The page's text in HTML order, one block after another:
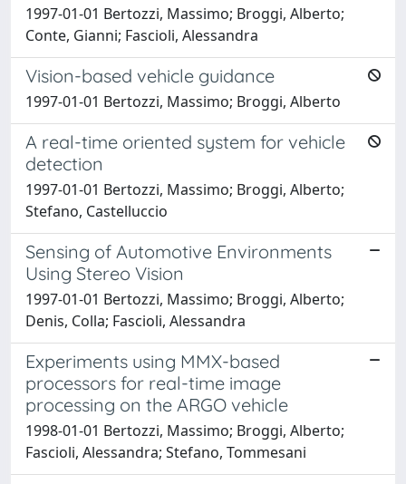
1997-01-01 Bertozzi, Massimo; Broggi, Alberto;
Conte, Gianni; Fascioli, Alessandra
Vision-based vehicle guidance
1997-01-01 Bertozzi, Massimo; Broggi, Alberto
A real-time oriented system for vehicle
detection
1997-01-01 Bertozzi, Massimo; Broggi, Alberto;
Stefano, Castelluccio
Sensing of Automotive Environments
Using Stereo Vision
1997-01-01 Bertozzi, Massimo; Broggi, Alberto;
Denis, Colla; Fascioli, Alessandra
Experiments using MMX-based
processors for real-time image
processing on the ARGO vehicle
1998-01-01 Bertozzi, Massimo; Broggi, Alberto;
Fascioli, Alessandra; Stefano, Tommesani